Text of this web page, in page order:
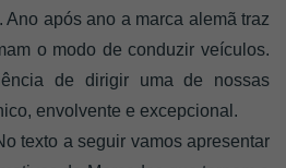
Ano após ano a marca alemã traz
o modo de conduzir veículos.
de dirigir uma de nossas
envolvente e excepcional.
texto a seguir vamos apresentar